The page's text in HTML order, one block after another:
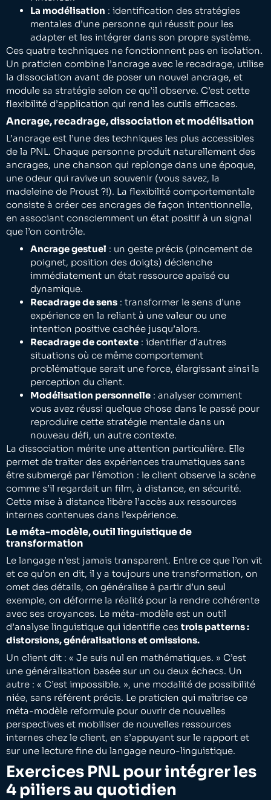
La modélisation : identification des stratégies
mentales d’une personne qui réussit pour les
adapter et les intégrer dans son propre système.
Ces quatre techniques ne fonctionnent pas en isolation.
Un praticien combine l’ancrage avec le recadrage, utilise
la dissociation avant de poser un nouvel ancrage, et
module sa stratégie selon ce qu’il observe. C’est cette
flexibilité d’application qui rend les outils efficaces.
Ancrage, recadrage, dissociation et modélisation
L’ancrage est l’une des techniques les plus accessibles
de la PNL. Chaque personne produit naturellement des
ancrages, une chanson qui replonge dans une époque,
une odeur qui ravive un souvenir (vous savez, la
madeleine de Proust ?!). La flexibilité comportementale
consiste à créer ces ancrages de façon intentionnelle,
en associant consciemment un état positif à un signal
que l’on contrôle.
Ancrage gestuel : un geste précis (pincement de
poignet, position des doigts) déclenche
immédiatement un état ressource apaisé ou
dynamique.
Recadrage de sens : transformer le sens d’une
expérience en la reliant à une valeur ou une
intention positive cachée jusqu’alors.
Recadrage de contexte : identifier d’autres
situations où ce même comportement
problématique serait une force, élargissant ainsi la
perception du client.
Modélisation personnelle : analyser comment
vous avez réussi quelque chose dans le passé pour
reproduire cette stratégie mentale dans un
nouveau défi, un autre contexte.
La dissociation mérite une attention particulière. Elle
permet de traiter des expériences traumatiques sans
être submergé par l’émotion : le client observe la scène
comme s’il regardait un film, à distance, en sécurité.
Cette mise à distance libère l’accès aux ressources
internes contenues dans l’expérience.
Le méta-modèle, outil linguistique de
transformation
Le langage n’est jamais transparent. Entre ce que l’on vit
et ce qu’on en dit, il y a toujours une transformation, on
omet des détails, on généralise à partir d’un seul
exemple, on déforme la réalité pour la rendre cohérente
avec ses croyances. Le méta-modèle est un outil
d’analyse linguistique qui identifie ces trois patterns :
distorsions, généralisations et omissions.
Un client dit : « Je suis nul en mathématiques. » C’est
une généralisation basée sur un ou deux échecs. Un
autre : « C’est impossible. », une modalité de possibilité
niée, sans référent précis. Le praticien qui maîtrise ce
méta-modèle reformule pour ouvrir de nouvelles
perspectives et mobiliser de nouvelles ressources
internes chez le client, en s’appuyant sur le rapport et
sur une lecture fine du langage neuro-linguistique.
Exercices PNL pour intégrer les
4 piliers au quotidien